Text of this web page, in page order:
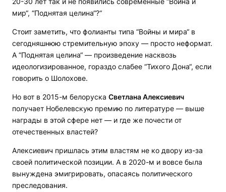
мир“, “Поднятая целина“?“
Стоит заметить, что фолианты типа “Войны и мира“ в
сегодняшнюю стремительную эпоху — просто неформат.
А “Поднятая целина“ — произведение насквозь
идеологизированное, гораздо слабее “Тихого Дона“, если
говорить о Шолохове.
Но вот в 2015-м белоруска Светлана Алексиевич
получает Нобелевскую премию по литературе — выше
награды в этой сфере нет — и где же почести от
отечественных властей?
Алексиевич пришлась этим властям не ко двору из-за
своей политической позиции. А в 2020-м и вовсе была
вынуждена эмигрировать, опасаясь политического
преследования.